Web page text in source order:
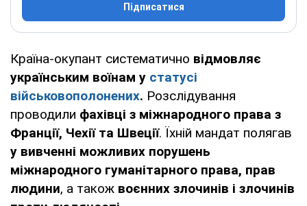
Підписатися
Країна-окупант систематично відмовляє
українським воїнам у статусі
військовополонених. Розслідування
проводили фахівці з міжнародного права з
Франції, Чехії та Швеції. Їхній мандат полягав
у вивченні можливих порушень
міжнародного гуманітарного права, прав
людини, а також воєнних злочинів і злочинів